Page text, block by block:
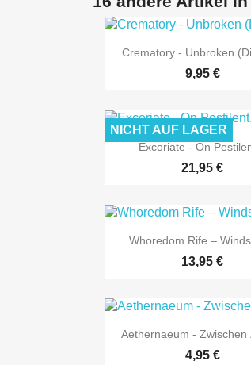
 Vorschau
Crematory - Unbroken
9,95 €
 Vorschau
Excoriate - On
21,95 €
NICHT AUF LAGER
 Vorschau
Whoredom Rife – Winds
13,95 €
 Vorschau
Aethernaeum - Zwischen
4,95 €